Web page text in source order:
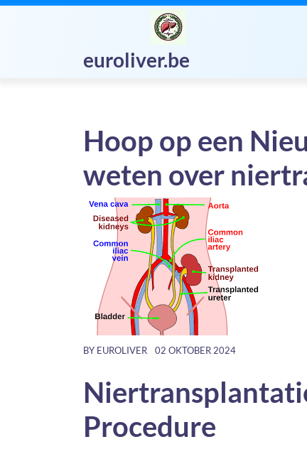
Skip
euroliver.be
Hoop op een
weten over
BY EUROLIVER 02 OKTOBER 2024
Procedure